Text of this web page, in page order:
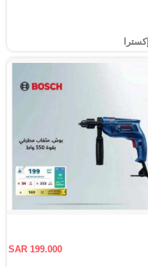
إكسترا
SAR 199.000